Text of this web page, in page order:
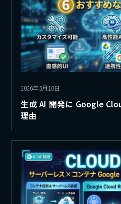
2026年3月10日
生成 AI 開発に Google
理由